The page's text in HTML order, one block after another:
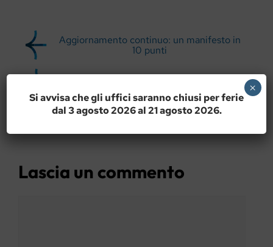
Aggiornamento continuo: un manifesto in
10 punti
Lascia un commento
Si avvisa che gli uffici saranno chiusi per ferie
dal 3 agosto 2026 al 21 agosto 2026.
×